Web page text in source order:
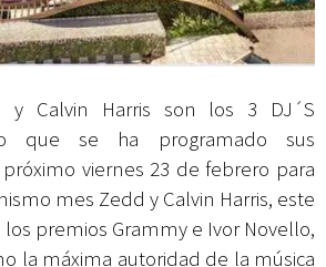
y Calvin Harris son los 3 DJ´S
que se ha programado sus
viernes 23 de febrero para
mes Zedd y Calvin Harris, este
premios Grammy e Ivor Novello,
la máxima autoridad de la música